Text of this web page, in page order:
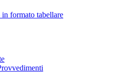
formato tabellare